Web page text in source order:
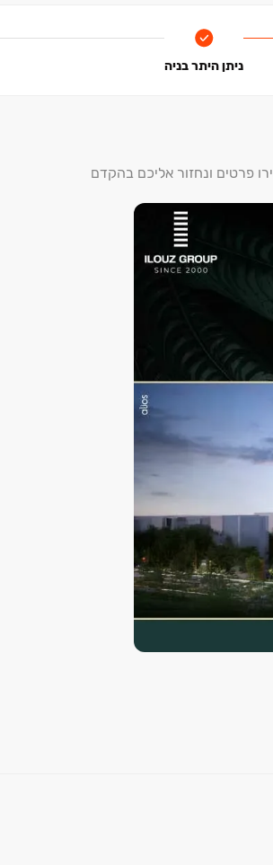
מה שמוביל להגירה חיובית של משפחות
פנאי ובילוי. שכונת אבן עזרא, נחשבת
ופארק ההייטק הענק, הצפוי למשוך
ניתן היתר בניה
פרטים ונחזור אליכם בהקדם